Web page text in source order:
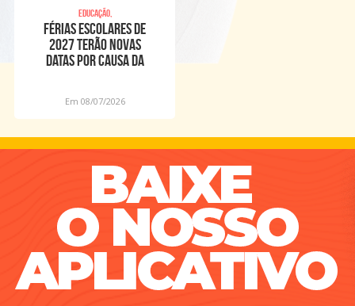
Educação,
Férias escolares de
2027 terão novas
datas por causa da
Em 08/07/2026